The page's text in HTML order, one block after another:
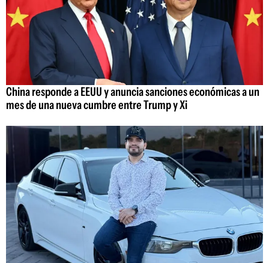
China responde a EEUU y anuncia sanciones económicas a un
mes de una nueva cumbre entre Trump y Xi